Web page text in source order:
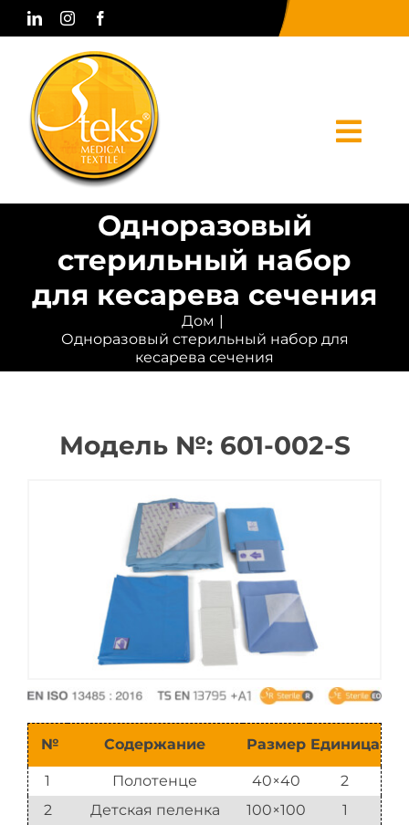
Skip
Дом
корпоративный
Продукты
Печатные СМИ
Каталог
Одноразовый
стерильный набор
для кесарева сечения
Дом
Одноразовый стерильный набор для
кесарева сечения
Модель №: 601-002-S
№ Содержание Размер Единица
1 Полотенце 40×40
2
2
Детская пеленка 100×100 1